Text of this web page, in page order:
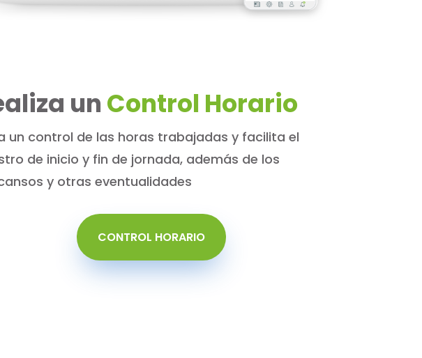
un Control Horario
un control de las horas trabajadas y facilita el
de inicio y fin de jornada, además de los
y otras eventualidades
CONTROL HORARIO